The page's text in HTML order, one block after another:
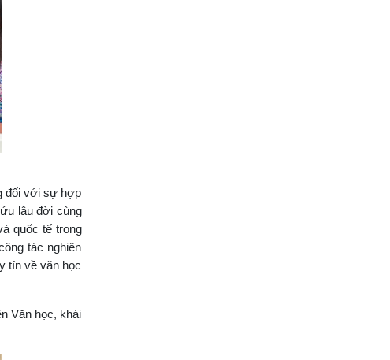
đối với sự hợp
lâu đời cùng
quốc tế trong
tác nghiên
tín về văn học
Văn học, khái